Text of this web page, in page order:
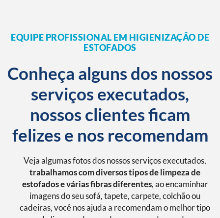
EQUIPE PROFISSIONAL EM HIGIENIZAÇÃO DE
ESTOFADOS
Conheça alguns dos nossos
serviços executados,
nossos clientes ficam
felizes e nos recomendam
Veja algumas fotos dos nossos serviços executados,
trabalhamos com diversos tipos de limpeza de
estofados e várias fibras diferentes, ao encaminhar
imagens do seu sofá, tapete, carpete, colchão ou
cadeiras, você nos ajuda a recomendam o melhor tipo